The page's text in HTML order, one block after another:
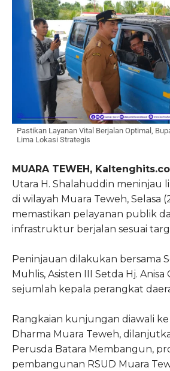
Pastikan Layanan Vital Berjalan Optimal,
Lima Lokasi Strategis
MUARA TEWEH,
Utara H. Shalahuddin meninjau
di wilayah Muara Teweh, Selasa
memastikan pelayanan publik
infrastruktur berjalan sesuai
Peninjauan dilakukan bersama
Muhlis, Asisten III Setda Hj. Anisa
sejumlah kepala perangkat
Rangkaian kunjungan diawali
Dharma Muara Teweh,
Perusda Batara Membangun,
pembangunan RSUD Muara